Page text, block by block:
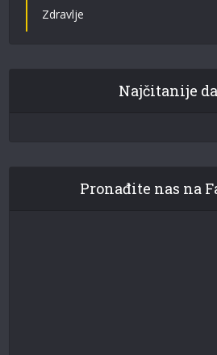
Zdravlje
Najčitanije
Pronađite nas na